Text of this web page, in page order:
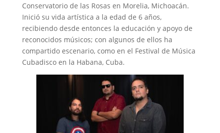
Conservatorio de las Rosas en Morelia, Michoacán.
Inició su vida artística a la edad de 6 años,
recibiendo desde entonces la educación y apoyo de
reconocidos músicos; con algunos de ellos ha
compartido escenario, como en el Festival de Música
Cubadisco en la Habana, Cuba.